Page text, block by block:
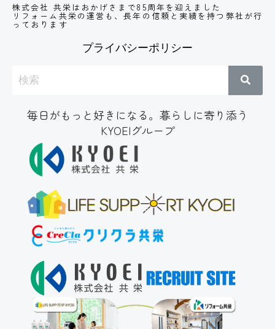
株式会社 共栄はおかげさまで85周年を迎えました
リフォーム共栄の運営も、長年の信頼と実績を持つ弊社が行
っております
プライバシーポリシー
毎日がもっと好きになる。暮らしに寄り添う
KYOEIグループ